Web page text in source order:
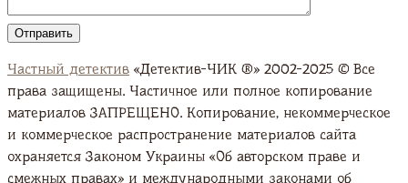
Частный детектив «Детектив-ЧИК ®» 2002-2025 © Все
права защищены. Частичное или полное копирование
материалов ЗАПРЕЩЕНО. Копирование, некоммерческое
и коммерческое распространение материалов сайта
охраняется Законом Украины «Об авторском праве и
смежных правах» и международными законами об